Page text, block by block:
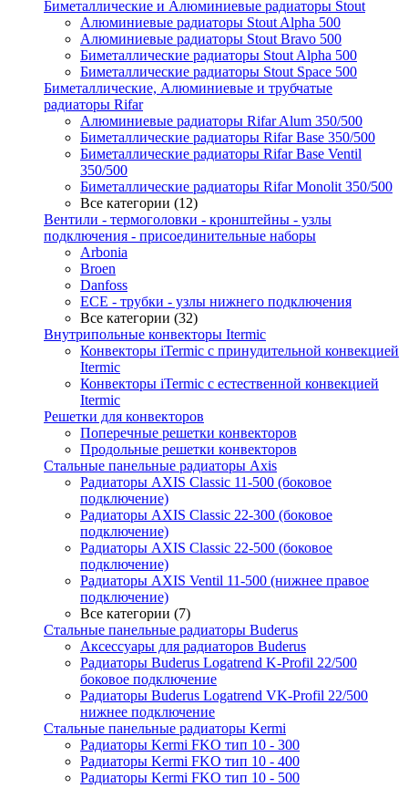
Биметаллические и Алюминиевые радиаторы Stout
Алюминиевые радиаторы Stout Alpha 500
Алюминиевые радиаторы Stout Bravo 500
Биметаллические радиаторы Stout Alpha 500
Биметаллические радиаторы Stout Space 500
Биметаллические, Алюминиевые и трубчатые
радиаторы Rifar
Алюминиевые радиаторы Rifar Alum 350/500
Биметаллические радиаторы Rifar Base 350/500
Биметаллические радиаторы Rifar Base Ventil
350/500
Биметаллические радиаторы Rifar Monolit 350/500
Все категории (12)
Вентили - термоголовки - кронштейны - узлы
подключения - присоединительные наборы
Arbonia
Broen
Danfoss
ECE - трубки - узлы нижнего подключения
Все категории (32)
Внутрипольные конвекторы Itermic
Конвекторы iTermic c принудительной конвекцией
Itermic
Конвекторы iTermic с естественной конвекцией
Itermic
Решетки для конвекторов
Поперечные решетки конвекторов
Продольные решетки конвекторов
Стальные панельные радиаторы Axis
Радиаторы AXIS Classic 11-500 (боковое
подключение)
Радиаторы AXIS Classic 22-300 (боковое
подключение)
Радиаторы AXIS Classic 22-500 (боковое
подключение)
Радиаторы AXIS Ventil 11-500 (нижнее правое
подключение)
Все категории (7)
Стальные панельные радиаторы Buderus
Аксессуары для радиаторов Buderus
Радиаторы Buderus Logatrend K-Profil 22/500
боковое подключение
Радиаторы Buderus Logatrend VK-Profil 22/500
нижнее подключение
Стальные панельные радиаторы Kermi
Радиаторы Kermi FKO тип 10 - 300
Радиаторы Kermi FKO тип 10 - 400
Радиаторы Kermi FKO тип 10 - 500